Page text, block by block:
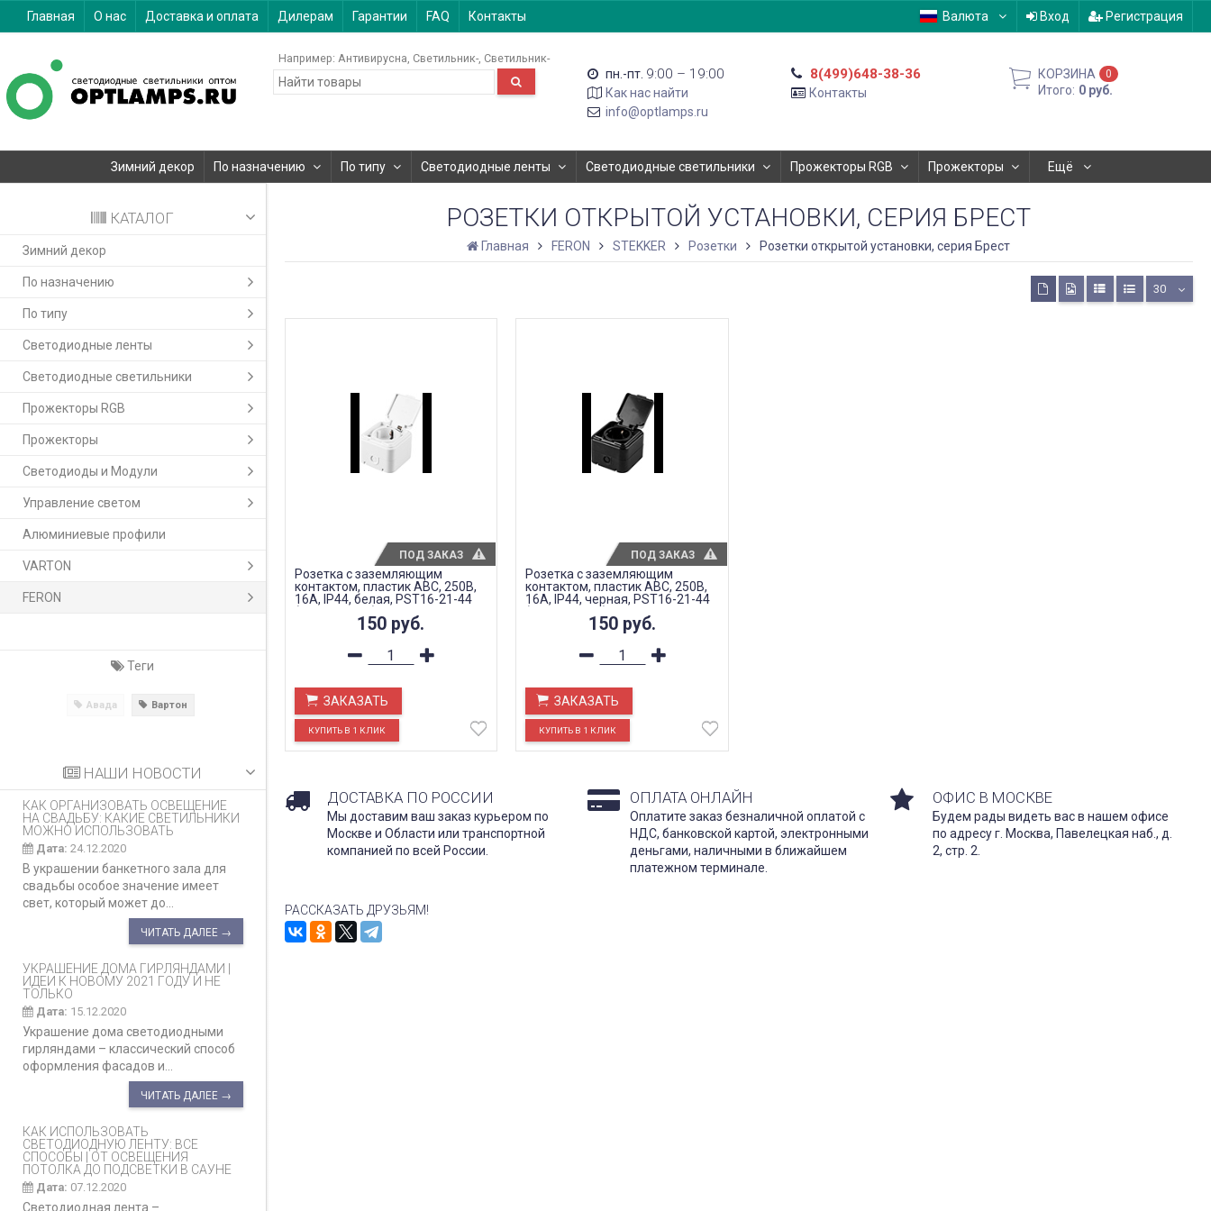
Главная О нас Доставка и оплата Дилерам Гарантии FAQ Контакты Валюта Вход Регистрация
Например: Антивирусна Светильник- Светильник-
пн.-пт. 9:00 – 19:00
Как нас найти
info@optlamps.ru
8(499)648-38-36
Контакты
КОРЗИНА 0
Итого: 0 руб.
Зимний декор По назначению По типу Светодиодные ленты Светодиодные светильники Прожекторы RGB Прожекторы Ещё
КАТАЛОГ
Зимний декор
По назначению
По типу
Светодиодные ленты
Светодиодные светильники
Прожекторы RGB
Прожекторы
Светодиоды и Модули
Управление светом
Алюминиевые профили
VARTON
FERON
Теги
Авада Вартон
НАШИ НОВОСТИ
КАК ОРГАНИЗОВАТЬ ОСВЕЩЕНИЕ
НА СВАДЬБУ: КАКИЕ СВЕТИЛЬНИКИ
МОЖНО ИСПОЛЬЗОВАТЬ
Дата: 24.12.2020
В украшении банкетного зала для
свадьбы особое значение имеет
свет, который может до...
ЧИТАТЬ ДАЛЕЕ →
УКРАШЕНИЕ ДОМА ГИРЛЯНДАМИ |
ИДЕИ К НОВОМУ 2021 ГОДУ И НЕ
ТОЛЬКО
Дата: 15.12.2020
Украшение дома светодиодными
гирляндами – классический способ
оформления фасадов и...
ЧИТАТЬ ДАЛЕЕ →
КАК ИСПОЛЬЗОВАТЬ
СВЕТОДИОДНУЮ ЛЕНТУ: ВСЕ
СПОСОБЫ | ОТ ОСВЕЩЕНИЯ
ПОТОЛКА ДО ПОДСВЕТКИ В САУНЕ
Дата: 07.12.2020
Светодиодная лента –
РОЗЕТКИ ОТКРЫТОЙ УСТАНОВКИ, СЕРИЯ БРЕСТ
Главная FERON STEKKER Розетки Розетки открытой установки, серия Брест
30
Розетка с заземляющим
контактом, пластик АВС, 250В,
16А, IP44, белая, PST16-21-44
150 руб.
ЗАКАЗАТЬ
ПОД ЗАКАЗ
Розетка с заземляющим
контактом, пластик АВС, 250В,
16А, IP44, черная, PST16-21-44
150 руб.
ЗАКАЗАТЬ
ПОД ЗАКАЗ
ДОСТАВКА ПО РОССИИ
Мы доставим ваш заказ курьером по
Москве и Области или транспортной
компанией по всей России.
ОПЛАТА ОНЛАЙН
Оплатите заказ безналичной оплатой с
НДС, банковской картой, электронными
деньгами, наличными в ближайшем
платежном терминале.
ОФИС В МОСКВЕ
Будем рады видеть вас в нашем офисе
по адресу г. Москва, Павелецкая наб., д.
2, стр. 2.
РАССКАЗАТЬ ДРУЗЬЯМ!